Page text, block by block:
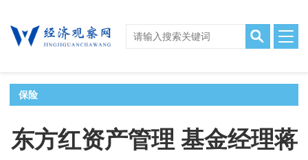
保险
东方红资产管理 基金经理蒋